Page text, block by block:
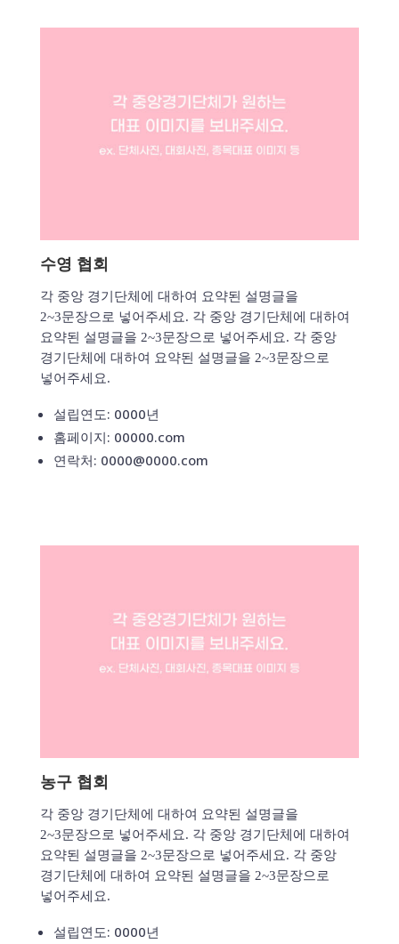
수영 협회
각 중앙 경기단체에 대하여 요약된 설명글을
2~3문장으로 넣어주세요. 각 중앙 경기단체에 대하여
요약된 설명글을 2~3문장으로 넣어주세요. 각 중앙
경기단체에 대하여 요약된 설명글을 2~3문장으로
넣어주세요.
설립연도: 0000년
홈페이지: 00000.com
연락처: 0000@0000.com
농구 협회
각 중앙 경기단체에 대하여 요약된 설명글을
2~3문장으로 넣어주세요. 각 중앙 경기단체에 대하여
요약된 설명글을 2~3문장으로 넣어주세요. 각 중앙
경기단체에 대하여 요약된 설명글을 2~3문장으로
넣어주세요.
설립연도: 0000년